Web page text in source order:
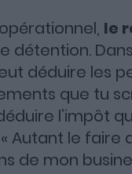
le
détention.
déduire les
que tu
l’impôt
Autant le faire
de mon